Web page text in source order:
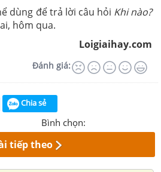
dùng để trả lời câu hỏi Khi nào?
hôm qua.
Loigiaihay.com
Đánh giá:
Chia sẻ
Bình chọn:
tiếp theo